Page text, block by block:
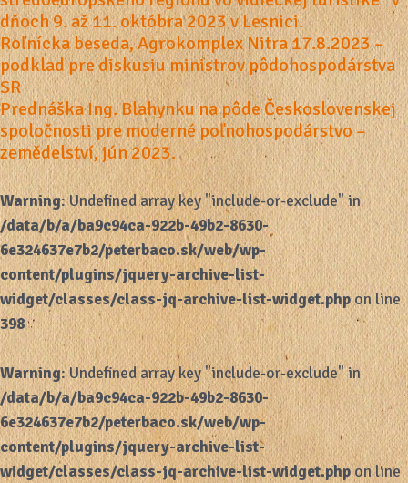
dňoch 9. až 11. októbra 2023 v Lesnici.
Roľnícka beseda, Agrokomplex Nitra 17.8.2023 –
podklad pre diskusiu ministrov pôdohospodárstva
SR
Prednáška Ing. Blahynku na pôde Československej
spoločnosti pre moderné poľnohospodárstvo –
zemědelství, jún 2023.
Warning: Undefined array key "include-or-exclude" in
/data/b/a/ba9c94ca-922b-49b2-8630-
6e324637e7b2/peterbaco.sk/web/wp-
content/plugins/jquery-archive-list-
widget/classes/class-jq-archive-list-widget.phpon line
398
Warning: Undefined array key "include-or-exclude" in
/data/b/a/ba9c94ca-922b-49b2-8630-
6e324637e7b2/peterbaco.sk/web/wp-
content/plugins/jquery-archive-list-
widget/classes/class-jq-archive-list-widget.phpon line